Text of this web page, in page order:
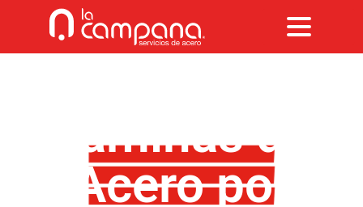
Láminas de
Acero por